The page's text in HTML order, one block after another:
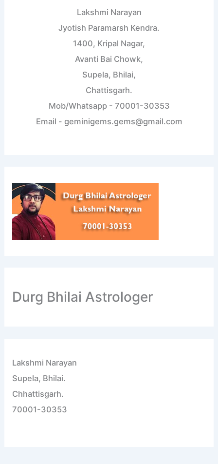
Lakshmi Narayan
Jyotish Paramarsh Kendra.
1400, Kripal Nagar,
Avanti Bai Chowk,
Supela, Bhilai,
Chattisgarh.
Mob/Whatsapp - 70001-30353
Email - geminigems.gems@gmail.com
Durg Bhilai Astrologer
Lakshmi Narayan
Supela, Bhilai.
Chhattisgarh.
70001-30353